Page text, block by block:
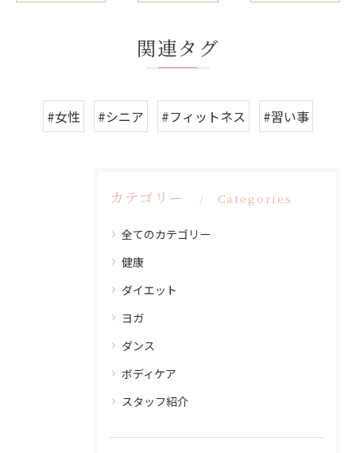
関連タグ
#女性 #シニア #フィットネス #習い事
カテゴリー Categories
全てのカテゴリー
健康
ダイエット
ヨガ
ダンス
ボディケア
スタッフ紹介